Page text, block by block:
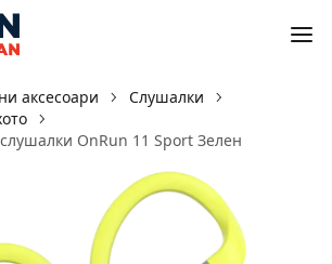
аксесоари
Слушалки
OnRun 11 Sport Зелен